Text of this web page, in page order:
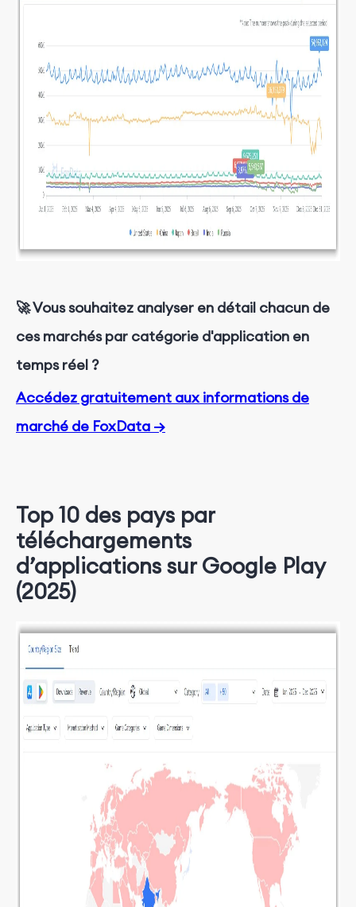
🚀Vous souhaitez analyser en détail chacun de
ces marchés par catégorie d'application en
temps réel ?
Accédez gratuitement aux informations de
marché de FoxData →
Top 10 des pays par
téléchargements
d’applications sur Google Play
(2025)